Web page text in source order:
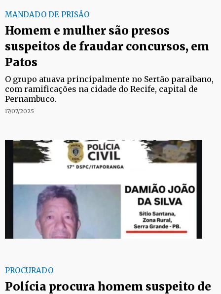
MANDADO DE PRISÃO
Homem e mulher são presos
suspeitos de fraudar concursos, em
Patos
O grupo atuava principalmente no Sertão paraibano,
com ramificações na cidade do Recife, capital de
Pernambuco.
17/07/2025
PROCURADO
Polícia procura homem suspeito de